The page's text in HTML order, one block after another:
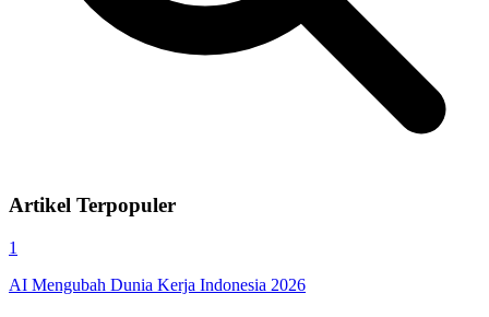
Artikel Terpopuler
1
AI Mengubah Dunia Kerja Indonesia 2026